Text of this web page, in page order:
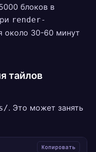
блоков в
render-
около 30-60 минут
тайлов
. Это может занять
Копировать